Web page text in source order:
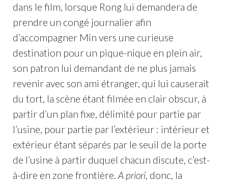
dans le film, lorsque Rong lui demandera de
prendre un congé journalier afin
d’accompagner Min vers une curieuse
destination pour un pique-nique en plein air,
son patron lui demandant de ne plus jamais
revenir avec son ami étranger, qui lui causerait
du tort, la scène étant filmée en clair obscur, à
partir d’un plan fixe, délimité pour partie par
l’usine, pour partie par l’extérieur : intérieur et
extérieur étant séparés par le seuil de la porte
de l’usine à partir duquel chacun discute, c’est-
à-dire en zone frontière. A priori, donc, la